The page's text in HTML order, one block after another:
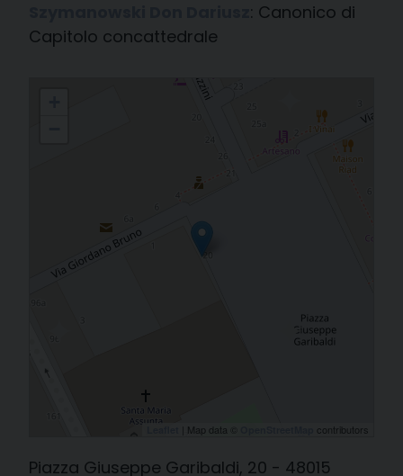
: Canonico di
Capitolo concattedrale
Capitolo della Concattedrale di Cervia
| Map data © contributors
Piazza Giuseppe Garibaldi, 20 - 48015